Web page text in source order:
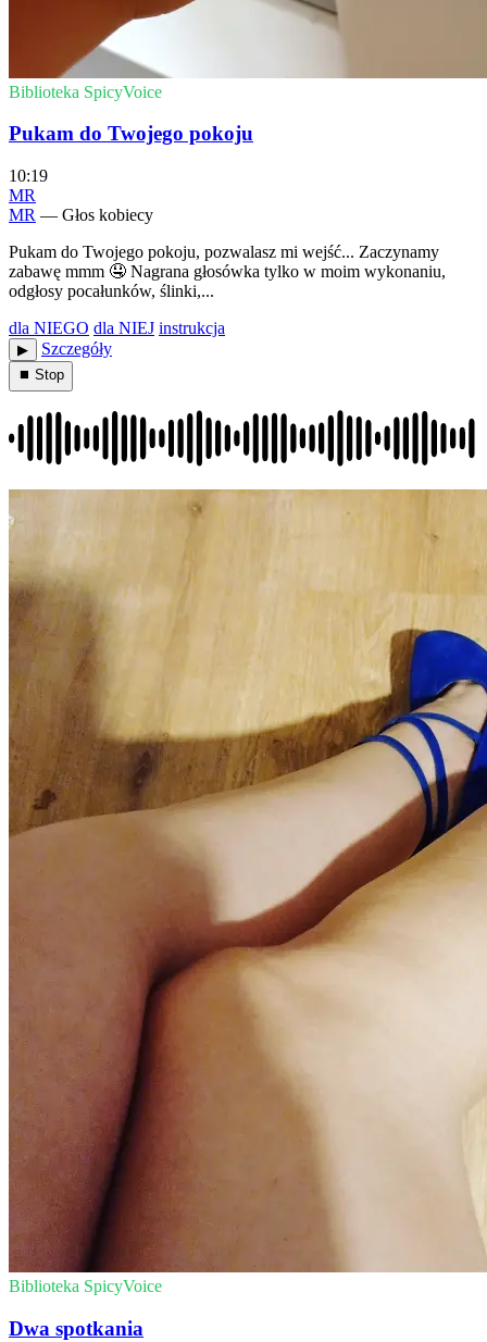
Biblioteka SpicyVoice
Pukam do Twojego pokoju
10:19
MR
MR — Głos kobiecy
Pukam do Twojego pokoju, pozwalasz mi wejść... Zaczynamy
zabawę mmm 🤤 Nagrana głosówka tylko w moim wykonaniu,
odgłosy pocałunków, ślinki,...
dla NIEGO dla NIEJ instrukcja
▶︎ Szczegóły
⏹ Stop
Biblioteka SpicyVoice
Dwa spotkania